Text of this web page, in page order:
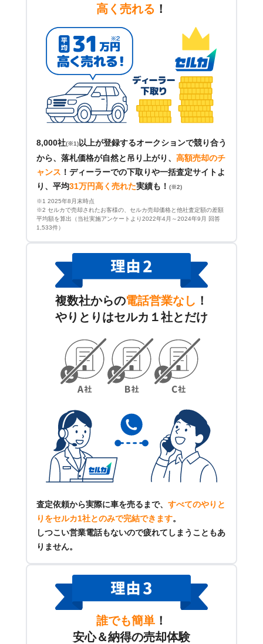
高く売れる ！
8,000社(※1) 以上が登録するオークションで競り合う
から、落札価格が自然と吊り上がり、 高額売却のチ
ャンス ！ ディーラーでの下取りや一括査定サイトよ
り、平均31万円高く売れた実績も！ (※2)
※1 2025年8月末時点
※2 セルカで売却されたお客様の、セルカ売却価格と他社査定額の差額
平均額を算出（当社実施アンケートより2022年4月～2024年9月 回答
1,533件）
複数社からの電話営業なし ！
やりとりはセルカ１社とだけ
査定依頼から実際に車を売るまで、 すべてのやりと
りをセルカ1社とのみで完結できます。
しつこい営業電話もないので疲れてしまうこともあ
りません。
誰でも簡単 ！
安心＆納得の売却体験